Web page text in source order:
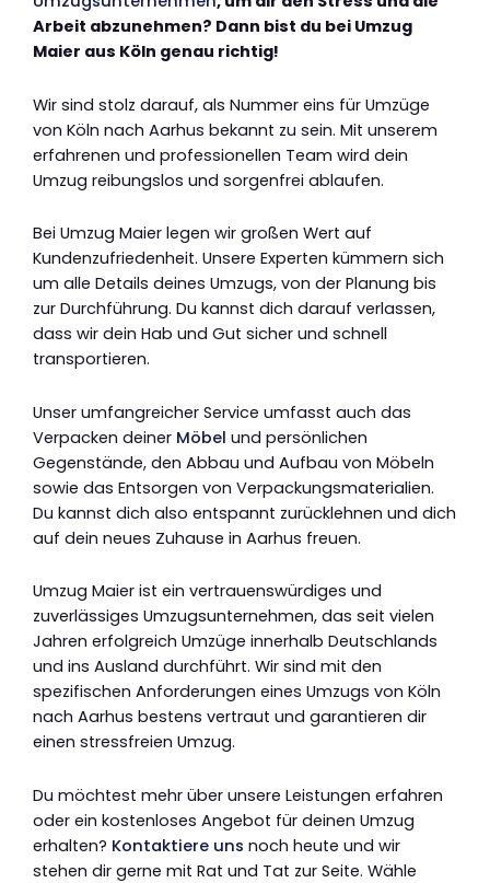
Arbeit abzunehmen? Dann bist du bei Umzug
Maier aus Köln genau richtig!
Wir sind stolz darauf, als Nummer eins für Umzüge
von Köln nach Aarhus bekannt zu sein. Mit unserem
erfahrenen und professionellen Team wird dein
Umzug reibungslos und sorgenfrei ablaufen.
Bei Umzug Maier legen wir großen Wert auf
Kundenzufriedenheit. Unsere Experten kümmern sich
um alle Details deines Umzugs, von der Planung bis
zur Durchführung. Du kannst dich darauf verlassen,
dass wir dein Hab und Gut sicher und schnell
transportieren.
Unser umfangreicher Service umfasst auch das
Verpacken deiner Möbel und persönlichen
Gegenstände, den Abbau und Aufbau von Möbeln
sowie das Entsorgen von Verpackungsmaterialien.
Du kannst dich also entspannt zurücklehnen und dich
auf dein neues Zuhause in Aarhus freuen.
Umzug Maier ist ein vertrauenswürdiges und
zuverlässiges Umzugsunternehmen, das seit vielen
Jahren erfolgreich Umzüge innerhalb Deutschlands
und ins Ausland durchführt. Wir sind mit den
spezifischen Anforderungen eines Umzugs von Köln
nach Aarhus bestens vertraut und garantieren dir
einen stressfreien Umzug.
Du möchtest mehr über unsere Leistungen erfahren
oder ein kostenloses Angebot für deinen Umzug
erhalten? Kontaktiere uns noch heute und wir
stehen dir gerne mit Rat und Tat zur Seite. Wähle